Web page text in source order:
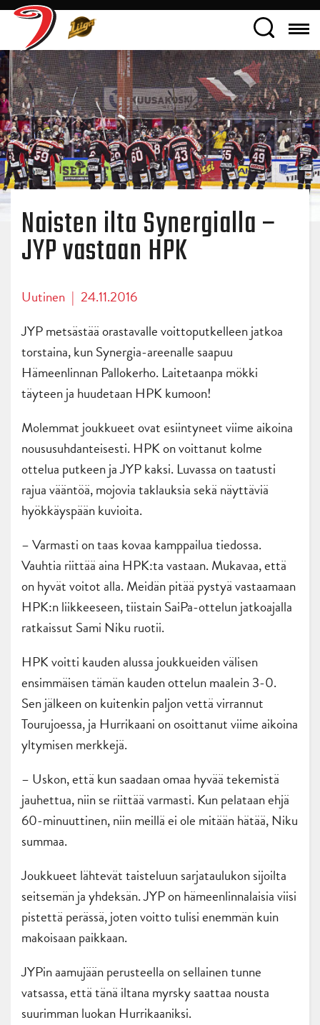
Naisten ilta Synergialla –
JYP vastaan HPK
Uutinen | 24.11.2016
JYP metsästää orastavalle voittoputkelleen jatkoa
torstaina, kun Synergia-areenalle saapuu
Hämeenlinnan Pallokerho. Laitetaanpa mökki
täyteen ja huudetaan HPK kumoon!
Molemmat joukkueet ovat esiintyneet viime aikoina
noususuhdanteisesti. HPK on voittanut kolme
ottelua putkeen ja JYP kaksi. Luvassa on taatusti
rajua vääntöä, mojovia taklauksia sekä näyttäviä
hyökkäyspään kuvioita.
– Varmasti on taas kovaa kamppailua tiedossa.
Vauhtia riittää aina HPK:ta vastaan. Mukavaa, että
on hyvät voitot alla. Meidän pitää pystyä vastaamaan
HPK:n liikkeeseen, tiistain SaiPa-ottelun jatkoajalla
ratkaissut Sami Niku ruotii.
HPK voitti kauden alussa joukkueiden välisen
ensimmäisen tämän kauden ottelun maalein 3-0.
Sen jälkeen on kuitenkin paljon vettä virrannut
Tourujoessa, ja Hurrikaani on osoittanut viime aikoina
yltymisen merkkejä.
– Uskon, että kun saadaan omaa hyvää tekemistä
jauhettua, niin se riittää varmasti. Kun pelataan ehjä
60-minuuttinen, niin meillä ei ole mitään hätää, Niku
summaa.
Joukkueet lähtevät taisteluun sarjataulukon sijoilta
seitsemän ja yhdeksän. JYP on hämeenlinnalaisia viisi
pistettä perässä, joten voitto tulisi enemmän kuin
makoisaan paikkaan.
JYPin aamujään perusteella on sellainen tunne
vatsassa, että tänä iltana myrsky saattaa nousta
suurimman luokan Hurrikaaniksi.